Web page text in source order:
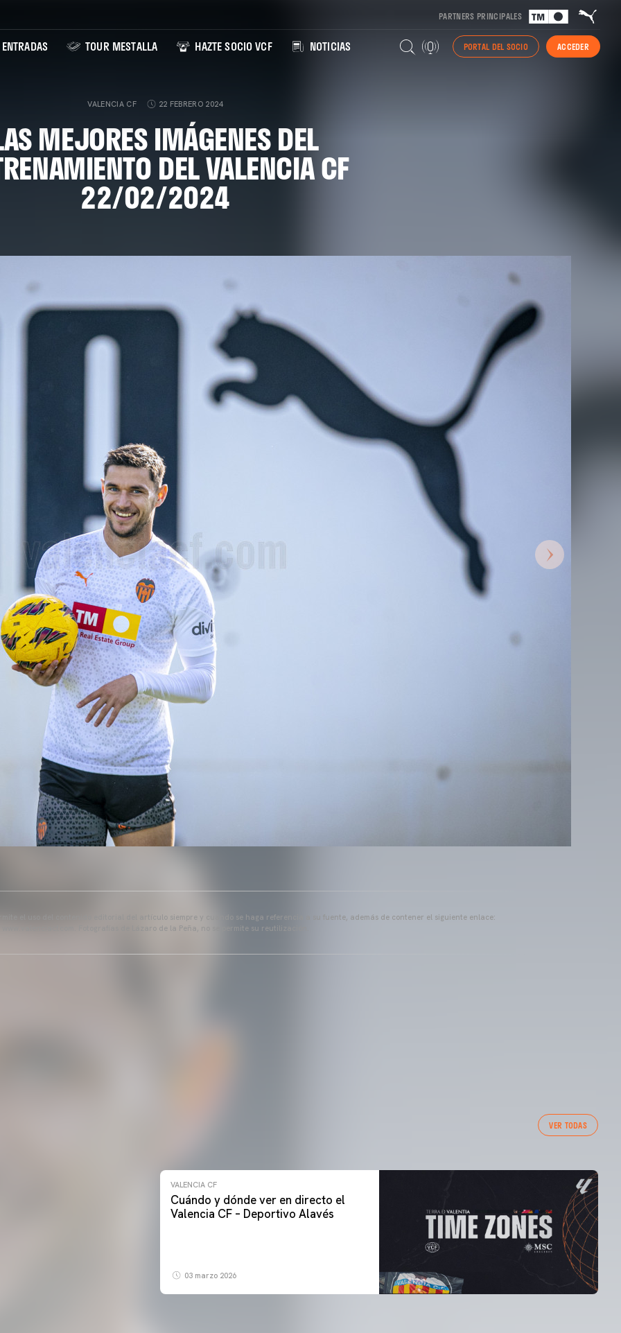
PARTNERS PRINCIPALES
ENTRADAS TOUR MESTALLA HAZTE SOCIO VCF NOTICIAS PORTAL DEL SOCIO ACCEDER
VALENCIA CF 22 FEBRERO 2024
MEJORES IMÁGENES DEL
DEL VALENCIA CF
22/02/2024
el uso del contenido editorial del artículo siempre y cuando se haga referencia a su fuente, además de contener el siguiente enlace:
www.valenciacf.com. Fotografías de Lázaro de la Peña, no se permite su reutilización.
VER TODAS
VALENCIA CF
Cuándo y dónde ver en directo el
Valencia CF – Deportivo Alavés
03 marzo 2026